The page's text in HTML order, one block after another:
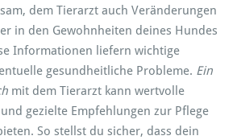
dem Tierarzt auch Veränderungen
in den Gewohnheiten deines Hundes
Informationen liefern wichtige
gesundheitliche Probleme. Ein
mit dem Tierarzt kann wertvolle
gezielte Empfehlungen zur Pflege
So stellst du sicher, dass dein